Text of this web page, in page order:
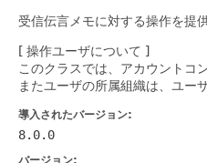
受信伝言メモに対する操作を提
[ 操作ユーザについて ]
このクラスでは、アカウントコ
またユーザの所属組織は、ユー
導入されたバージョン:
8.0.0
バージョン: